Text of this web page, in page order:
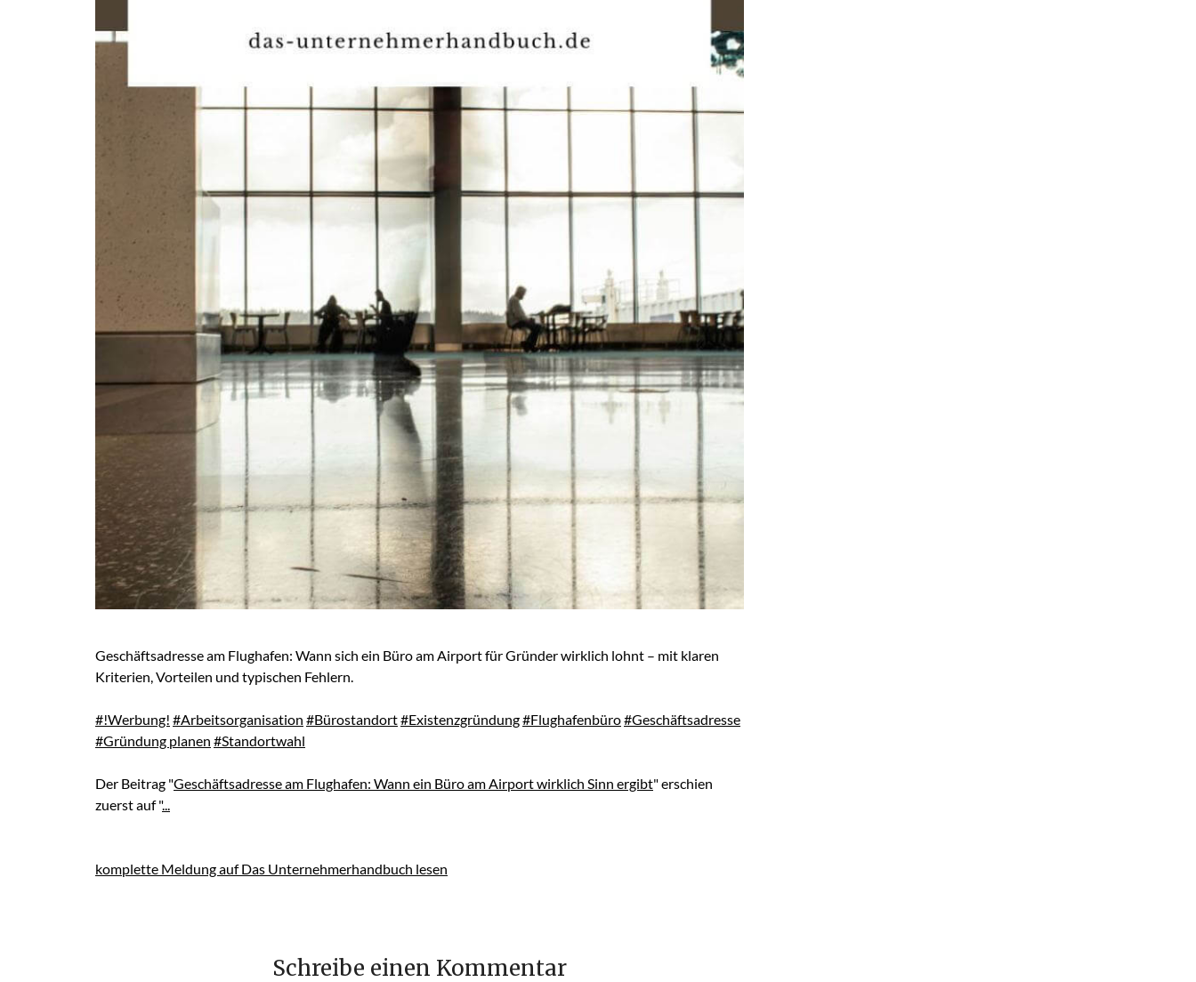
Geschäftsadresse am Flughafen: Wann sich ein Büro am Airport für Gründer wirklich lohnt – mit klaren
Kriterien, Vorteilen und typischen Fehlern.
#!Werbung! #Arbeitsorganisation #Bürostandort#Existenzgründung#Flughafenbüro#Geschäftsadresse
#Gründung planen #Standortwahl
Der Beitrag "Geschäftsadresse am Flughafen: Wann ein Büro am Airport wirklich Sinn ergibt" erschien
zuerst auf "...
komplette Meldung auf Das Unternehmerhandbuch lesen
Schreibe einen Kommentar